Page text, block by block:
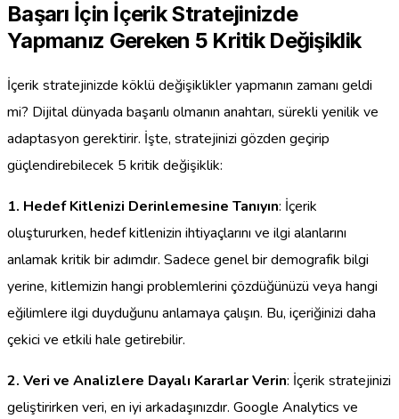
Başarı İçin İçerik Stratejinizde
Yapmanız Gereken 5 Kritik Değişiklik
İçerik stratejinizde köklü değişiklikler yapmanın zamanı geldi
mi? Dijital dünyada başarılı olmanın anahtarı, sürekli yenilik ve
adaptasyon gerektirir. İşte, stratejinizi gözden geçirip
güçlendirebilecek 5 kritik değişiklik:
1. Hedef Kitlenizi Derinlemesine Tanıyın: İçerik
oluştururken, hedef kitlenizin ihtiyaçlarını ve ilgi alanlarını
anlamak kritik bir adımdır. Sadece genel bir demografik bilgi
yerine, kitlemizin hangi problemlerini çözdüğünüzü veya hangi
eğilimlere ilgi duyduğunu anlamaya çalışın. Bu, içeriğinizi daha
çekici ve etkili hale getirebilir.
2. Veri ve Analizlere Dayalı Kararlar Verin: İçerik stratejinizi
geliştirirken veri, en iyi arkadaşınızdır. Google Analytics ve